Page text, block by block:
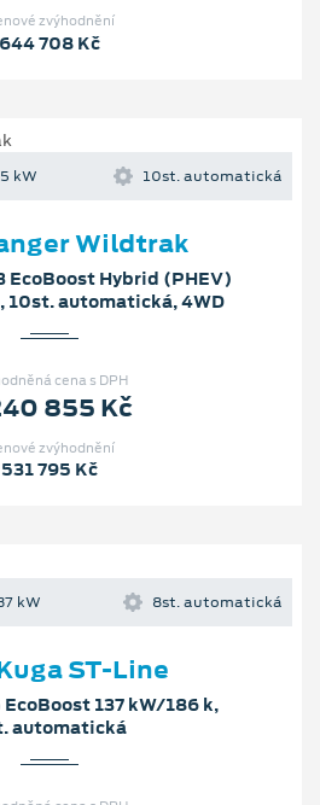
zvýhodnění
644 708 Kč
kW 10st. automatická
Wildtrak
EcoBoost Hybrid (PHEV)
10st. automatická, 4WD
cena s DPH
855 Kč
zvýhodnění
531 795 Kč
kW 8st. automatická
ST-Line
137 kW/186 k,
automatická